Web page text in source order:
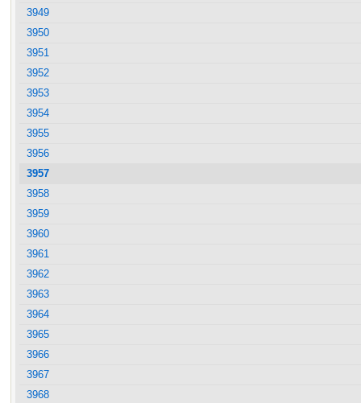
3949
3950
3951
3952
3953
3954
3955
3956
3957
3958
3959
3960
3961
3962
3963
3964
3965
3966
3967
3968